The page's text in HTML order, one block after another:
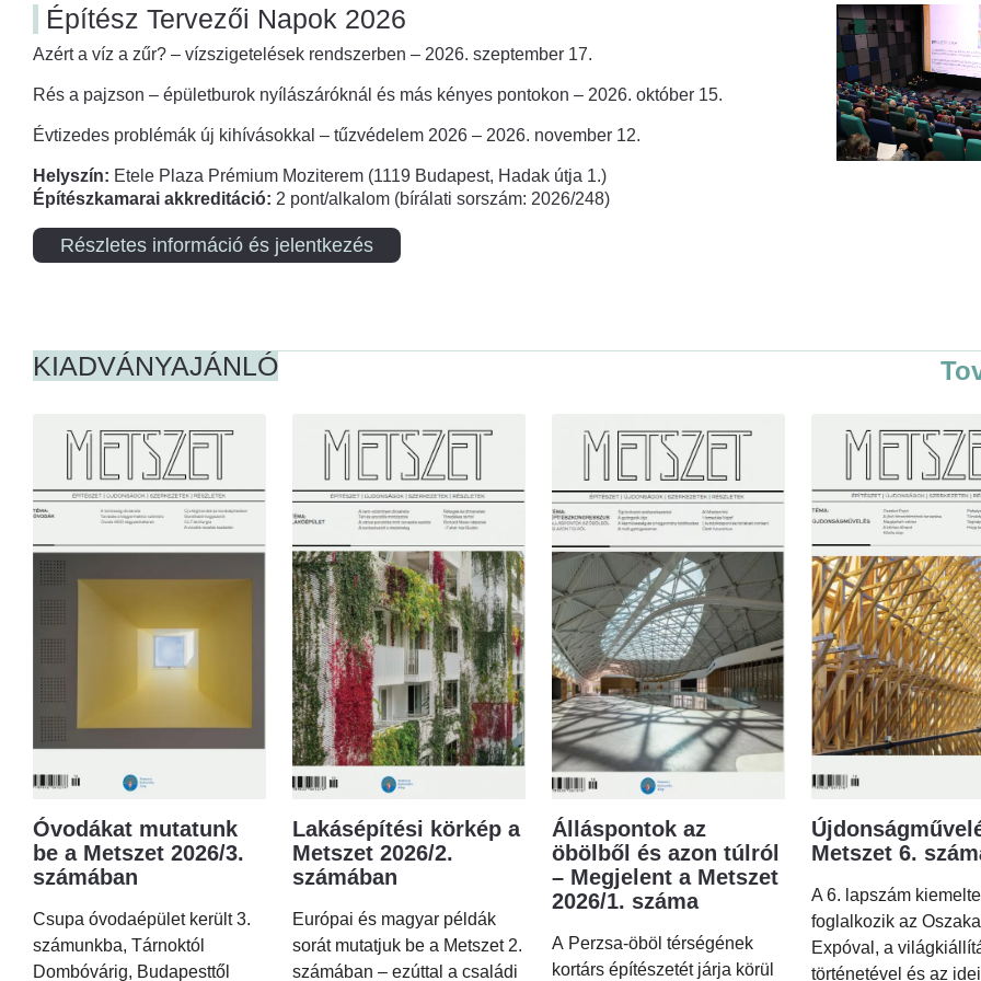
Építész Tervezői Napok 2026
Azért a víz a zűr? – vízszigetelések rendszerben – 2026. szeptember 17.
Rés a pajzson – épületburok nyílászáróknál és más kényes pontokon – 2026. október 15.
Évtizedes problémák új kihívásokkal – tűzvédelem 2026 – 2026. november 12.
Helyszín: Etele Plaza Prémium Moziterem (1119 Budapest, Hadak útja 1.)
Építészkamarai akkreditáció: 2 pont/alkalom (bírálati sorszám: 2026/248)
Részletes információ és jelentkezés
KIADVÁNYAJÁNLÓ
Óvodákat mutatunk
be a Metszet 2026/3.
számában
Csupa óvodaépület került 3.
számunkba, Tárnoktól
Dombóvárig, Budapesttől
Lakásépítési körkép a
Metszet 2026/2.
számában
Európai és magyar példák
sorát mutatjuk be a Metszet 2.
számában – ezúttal a családi
Álláspontok az
öbölből és azon túlról
– Megjelent a Metszet
2026/1. száma
A Perzsa-öböl térségének
kortárs építészetét járja körül
Metszet 6.
A 6. lapszám
foglalkozik az
Expóval, a
történetével és az